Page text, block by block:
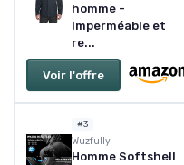
homme -
Imperméable et
re...
Voir l'offre
#3
Wuzfully
Homme Softshell